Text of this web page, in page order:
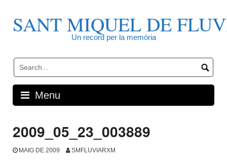
contentSANT MIQUEL DE
Un record per la memòria
Menu
2009_05_23_003889
MAIG DE 2009 SMFLUVIARXM